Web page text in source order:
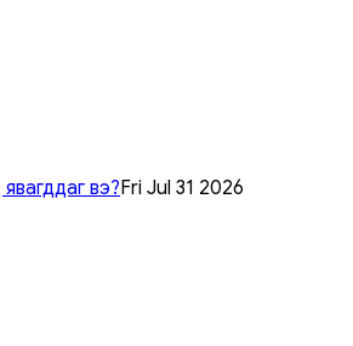
вэ?Fri Jul 31 2026